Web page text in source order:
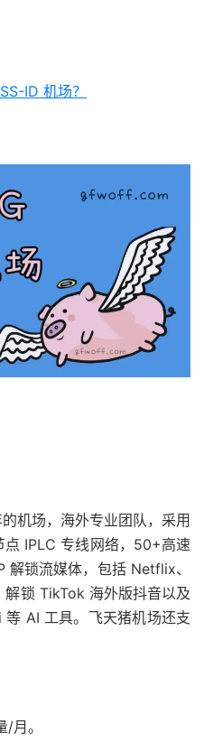
ID 机场？
机场，海外专业团队，采用
IPLC 专线网络，50+高速
解锁流媒体，包括 Netflix、
锁 TikTok 海外版抖音以及
AI 工具。飞天猪机场还支
月。